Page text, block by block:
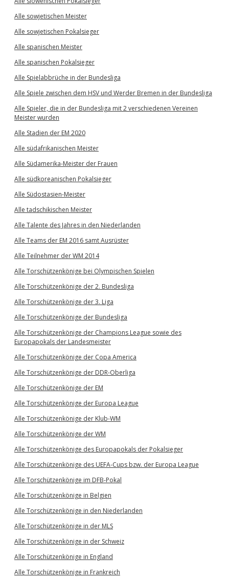
Alle sowjetischen Meister
Alle sowjetischen Pokalsieger
Alle spanischen Meister
Alle spanischen Pokalsieger
Alle Spielabbrüche in der Bundesliga
Alle Spiele zwischen dem HSV und Werder Bremen in der Bundesliga
Alle Spieler, die in der Bundesliga mit 2 verschiedenen Vereinen
Meister wurden
Alle Stadien der EM 2020
Alle südafrikanischen Meister
Alle Südamerika-Meister der Frauen
Alle südkoreanischen Pokalsieger
Alle Südostasien-Meister
Alle tadschikischen Meister
Alle Talente des Jahres in den Niederlanden
Alle Teams der EM 2016 samt Ausrüster
Alle Teilnehmer der WM 2014
Alle Torschützenkönige bei Olympischen Spielen
Alle Torschützenkönige der 2. Bundesliga
Alle Torschützenkönige der 3. Liga
Alle Torschützenkönige der Bundesliga
Alle Torschützenkönige der Champions League sowie des
Europapokals der Landesmeister
Alle Torschützenkönige der Copa America
Alle Torschützenkönige der DDR-Oberliga
Alle Torschützenkönige der EM
Alle Torschützenkönige der Europa League
Alle Torschützenkönige der Klub-WM
Alle Torschützenkönige der WM
Alle Torschützenkönige des Europapokals der Pokalsieger
Alle Torschützenkönige des UEFA-Cups bzw. der Europa League
Alle Torschützenkönige im DFB-Pokal
Alle Torschützenkönige in Belgien
Alle Torschützenkönige in den Niederlanden
Alle Torschützenkönige in der MLS
Alle Torschützenkönige in der Schweiz
Alle Torschützenkönige in England
Alle Torschützenkönige in Frankreich